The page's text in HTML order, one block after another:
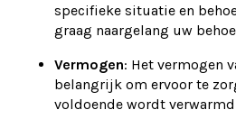
specifieke situatie en
graag naargelang uw
Vermogen: Het vermogen
belangrijk om ervoor te
voldoende wordt